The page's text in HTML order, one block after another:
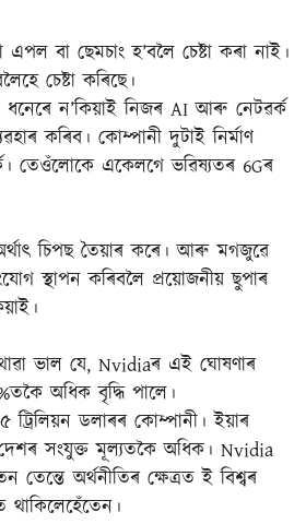
বা ছেমচাং হ’বলৈ চেষ্টা কৰা নাই।
চেষ্টা কৰিছে।
ন’কিয়াই নিজৰ AI আৰু নেটৱৰ্ক
কৰিব। কোম্পানী দুটাই নিৰ্মাণ
তেওঁলোকে একেলগে ভৱিষ্যতৰ 6Gৰ
চিপছ তৈয়াৰ কৰে। আৰু মগজুৱে
স্থাপন কৰিবলৈ প্ৰয়োজনীয় ছুপাৰ
ভাল যে, Nvidiaৰ এই ঘোষণাৰ
অধিক বৃদ্ধি পালে।
ট্ৰিলিয়ন ডলাৰৰ কোম্পানী। ইয়াৰ
সংযুক্ত মূল্যতকৈ অধিক। Nvidia
অৰ্থনীতিৰ ক্ষেত্ৰত ই বিশ্বৰ